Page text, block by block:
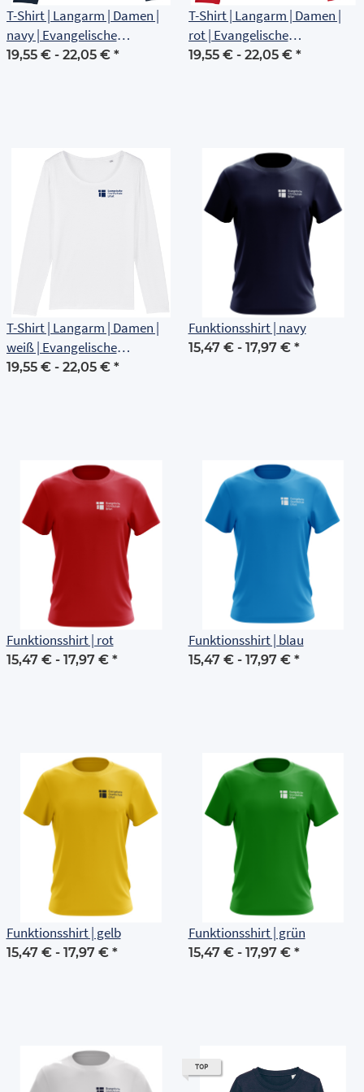
T-Shirt | Langarm | Damen |
navy | Evangelische
Grundschule Erfurt
19,55 € - 22,05 € *
T-Shirt | Langarm | Damen |
rot | Evangelische
Grundschule Erfurt
19,55 € - 22,05 € *
T-Shirt | Langarm | Damen |
weiß | Evangelische
Grundschule Erfurt
19,55 € - 22,05 € *
Funktionsshirt | navy
15,47 € - 17,97 € *
Funktionsshirt | rot
15,47 € - 17,97 € *
Funktionsshirt | blau
15,47 € - 17,97 € *
Funktionsshirt | gelb
15,47 € - 17,97 € *
Funktionsshirt | grün
15,47 € - 17,97 € *
TOP